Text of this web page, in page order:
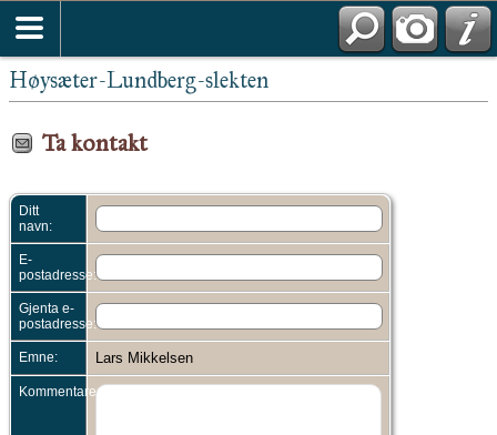
Høysæter-Lundberg-slekten
Ta kontakt
Ditt
navn:
E-
postadresse:
Gjenta e-
postadresse:
Emne: Lars Mikkelsen
Kommentarer: